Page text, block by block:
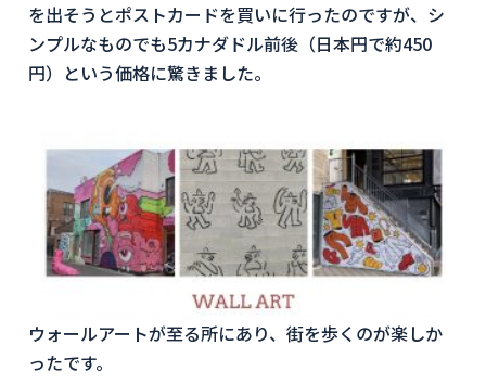
を出そうとポストカードを買いに行ったのですが、シ
ンプルなものでも5カナダドル前後（日本円で約450
円）という価格に驚きました。
ウォールアートが至る所にあり、街を歩くのが楽しか
ったです。